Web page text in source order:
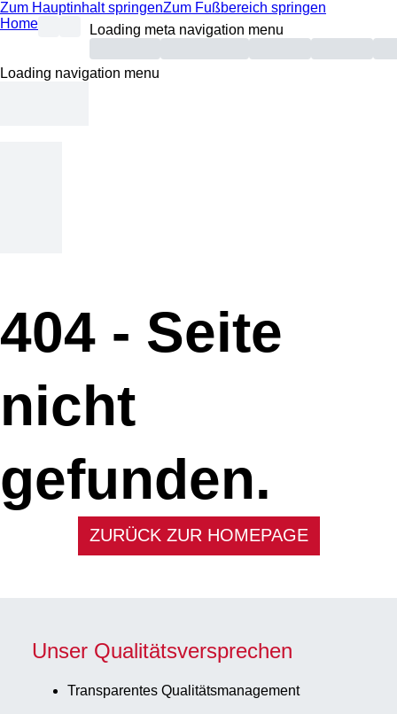
Zum Hauptinhalt springenZum Fußbereich springen
Home
Loading meta navigation menu
Loading navigation menu
404 - Seite
nicht
gefunden.
ZURÜCK ZUR HOMEPAGE
Unser Qualitätsversprechen
Transparentes Qualitätsmanagement